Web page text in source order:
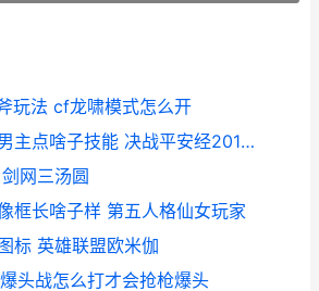
玩法 cf龙啸模式怎么开
决战平安金小鹿男主点啥子技能 决战平安经20121年选择的皮肤是什么
网三汤圆
框长啥子样 第五人格仙女玩家
标 英雄联盟欧米伽
头战怎么打才会抢枪爆头